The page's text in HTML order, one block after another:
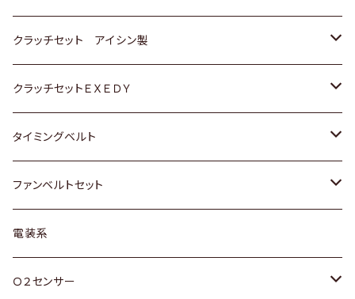
スバル
スバル
ダイハツ
マツダ
三菱
スバル
日野
ＷＡＧＥＮ
アストロ（シボレー）
クライスラー
ＶＯＬＶＯ
スズキ
日産
ダイハツ
マツダ
三菱
スバル
ダイハツ
日産
ホンダ
マツダ
トヨタ
クラッチセット アイシン製
ホンダ
スズキ
ダイハツ
マツダ
三菱
クラッチセットＥＸＥＤＹ
ホンダ
スズキ
日産
ダイハツ
タイミングベルト
トヨタ
スズキ
ダイハツ
ファンベルトセット
トヨタ
ホンダ
電装系
Ｏ２センサー